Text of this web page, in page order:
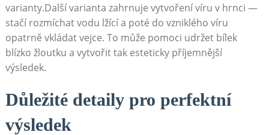
varianty.Další varianta zahrnuje vytvoření víru v hrnci —
stačí rozmíchat vodu lžící a poté do vzniklého víru
opatrně vkládat vejce. To může pomoci udržet bílek
blízko žloutku a vytvořit tak esteticky příjemnější
výsledek.
Důležité detaily pro perfektní
výsledek